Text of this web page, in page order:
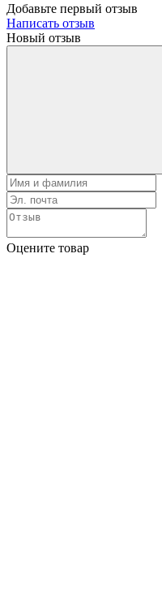
Добавьте первый отзыв
Написать отзыв
Новый отзыв
Оцените товар